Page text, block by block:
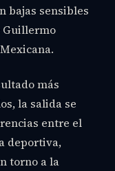
bajas sensibles
Guillermo
más
la salida se
entre el
deportiva,
torno a la